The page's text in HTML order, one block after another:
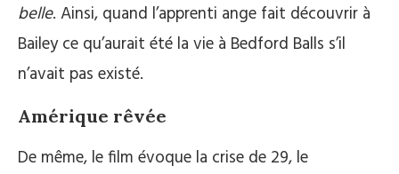
belle. Ainsi, quand l’apprenti ange fait découvrir à
Bailey ce qu’aurait été la vie à Bedford Balls s’il
n’avait pas existé.
Amérique rêvée
De même, le film évoque la crise de 29, le